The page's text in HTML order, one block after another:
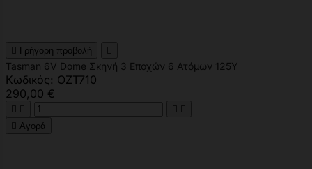
 Γρήγορη προβολή 
Tasman 6V Dome Σκηνή 3 Εποχών 6 Ατόμων 125Υ
Κωδικός: OZT710
290,00 €
   
 Αγορά